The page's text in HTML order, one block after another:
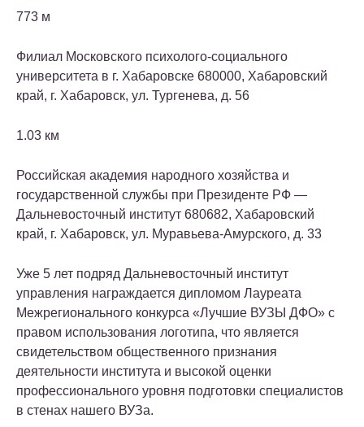
773 м
Филиал Московского психолого-социального
университета в г. Хабаровске 680000, Хабаровский
край, г. Хабаровск, ул. Тургенева, д. 56
1.03 км
Российская академия народного хозяйства и
государственной службы при Президенте РФ —
Дальневосточный институт 680682, Хабаровский
край, г. Хабаровск, ул. Муравьева-Амурского, д. 33
Уже 5 лет подряд Дальневосточный институт
управления награждается дипломом Лауреата
Межрегионального конкурса «Лучшие ВУЗЫ ДФО» с
правом использования логотипа, что является
свидетельством общественного признания
деятельности института и высокой оценки
профессионального уровня подготовки специалистов
в стенах нашего ВУЗа.